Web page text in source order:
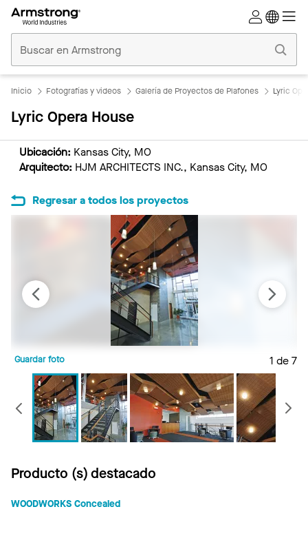
Comerciales
Inicio
Inicio Fotografías y videos Galería de Proyectos de Plafones Lyric
Lyric Opera House
Ubicación: Kansas City, MO
Arquitecto: HJM ARCHITECTS INC., Kansas City, MO
Regresar a todos los proyectos
1 de 7
Guardar foto
Anterior
Producto (s) destacado
WOODWORKS Concealed